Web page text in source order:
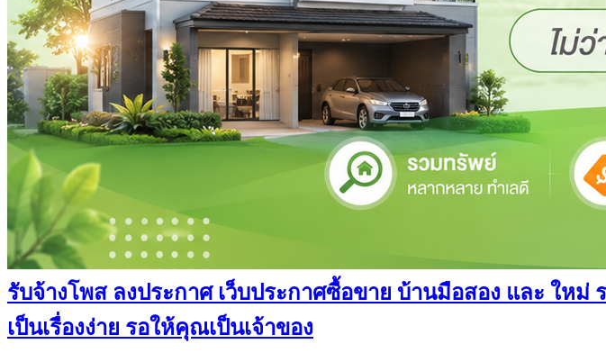
รับจ้างโพส ลงประกาศ เว็บประกาศซื้อขาย บ้านมือสอง และ ให
เป็นเรื่องง่าย รอให้คุณเป็นเจ้าของ